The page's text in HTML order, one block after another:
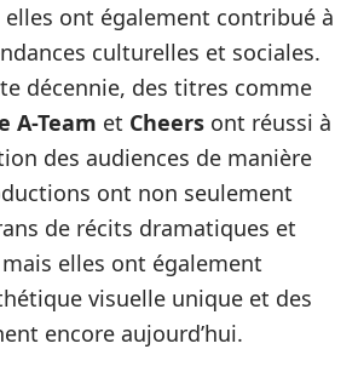
ont également contribué à
culturelles et sociales.
décennie, des titres comme
A-Team et Cheers ont réussi à
des audiences de manière
ont non seulement
de récits dramatiques et
elles ont également
visuelle unique et des
encore aujourd’hui.